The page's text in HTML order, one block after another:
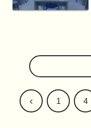
前 1 4